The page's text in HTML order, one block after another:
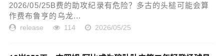
2026/05/25B费的助攻纪录有危险？多古的头槌可能会算
作费布鲁亨的乌龙...
release 114 2026/05/25